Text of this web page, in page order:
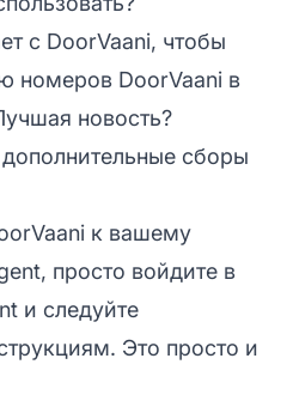
с DoorVaani, чтобы
номеров DoorVaani в
новость?
сборы
к вашему
просто войдите в
и следуйте
Это просто и